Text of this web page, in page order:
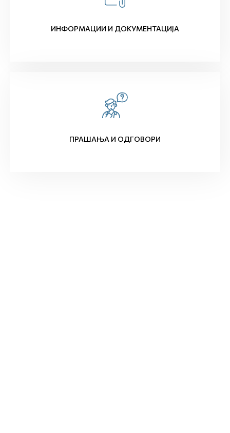
ИНФОРМАЦИИ И ДОКУМЕНТАЦИЈА
ПРАШАЊА И ОДГОВОРИ